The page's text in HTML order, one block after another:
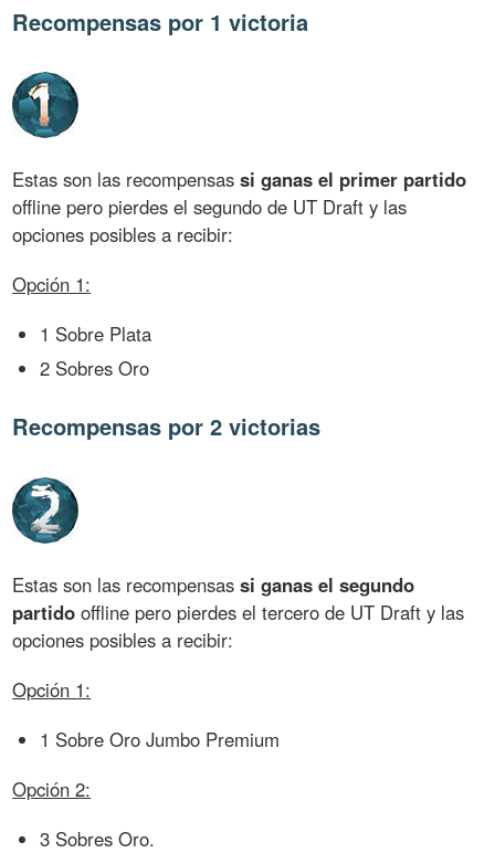
Recompensas por 1 victoria
Estas son las recompensassi ganas el primer partido
offline pero pierdes el segundo de UT Draft y las
opciones posibles a recibir:
Opción 1:
1 Sobre Plata
2 Sobres Oro
Recompensas por 2 victorias
Estas son las recompensassi ganas el segundo
partido offline pero pierdes el tercero de UT Draft y las
opciones posibles a recibir:
Opción 1:
1 Sobre Oro Jumbo Premium
Opción 2:
3 Sobres Oro.